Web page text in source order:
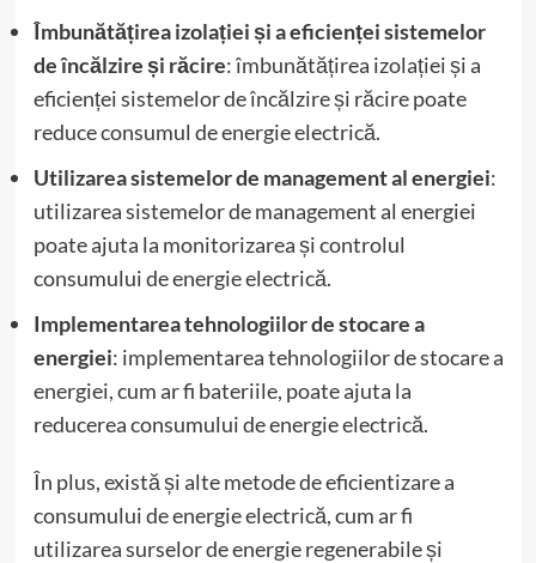
Îmbunătățirea izolației și a eficienței sistemelor
de încălzire și răcire: îmbunătățirea izolației și a
eficienței sistemelor de încălzire și răcire poate
reduce consumul de energie electrică.
Utilizarea sistemelor de management al energiei:
utilizarea sistemelor de management al energiei
poate ajuta la monitorizarea și controlul
consumului de energie electrică.
Implementarea tehnologiilor de stocare a
energiei: implementarea tehnologiilor de stocare a
energiei, cum ar fi bateriile, poate ajuta la
reducerea consumului de energie electrică.
În plus, există și alte metode de eficientizare a
consumului de energie electrică, cum ar fi
utilizarea surselor de energie regenerabile și